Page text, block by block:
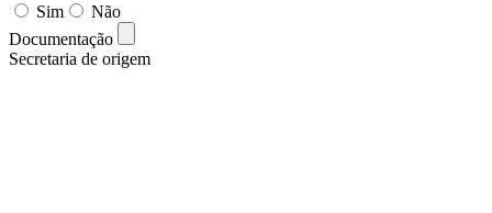
Sim
Não
Documentação
Secretaria de origem